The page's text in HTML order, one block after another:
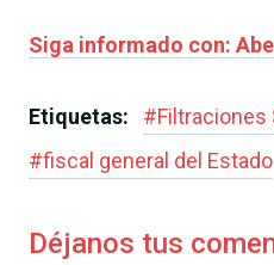
Siga informado con:
Etiquetas: #Filtraciones
#fiscal general del Estado
Déjanos tus